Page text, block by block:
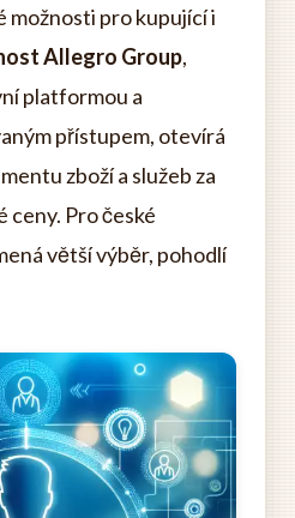
možnosti pro kupující i
Allegro Group,
platformou a
přístupem, otevírá
zboží a služeb za
ceny. Pro české
větší výběr, pohodlí